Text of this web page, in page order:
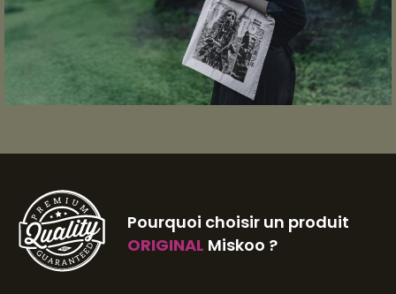
Pourquoi choisir un produit
ORIGINAL Miskoo ?